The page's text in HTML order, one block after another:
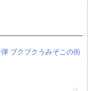
弾 ブクブクうみぞこの街